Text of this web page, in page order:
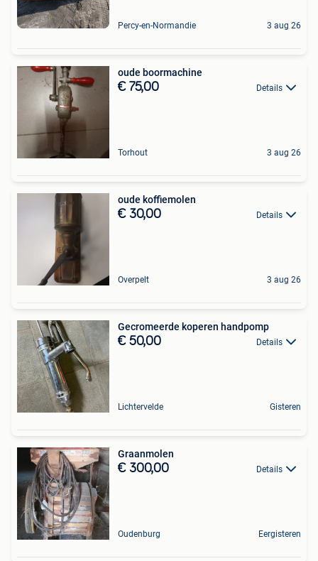
Percy-en-Normandie 3 aug 26
oude boormachine
€ 75,00 Details
Torhout 3 aug 26
oude koffiemolen
€ 30,00 Details
Overpelt 3 aug 26
Gecromeerde koperen handpomp
€ 50,00 Details
Lichtervelde Gisteren
Graanmolen
€ 300,00 Details
Oudenburg Eergisteren